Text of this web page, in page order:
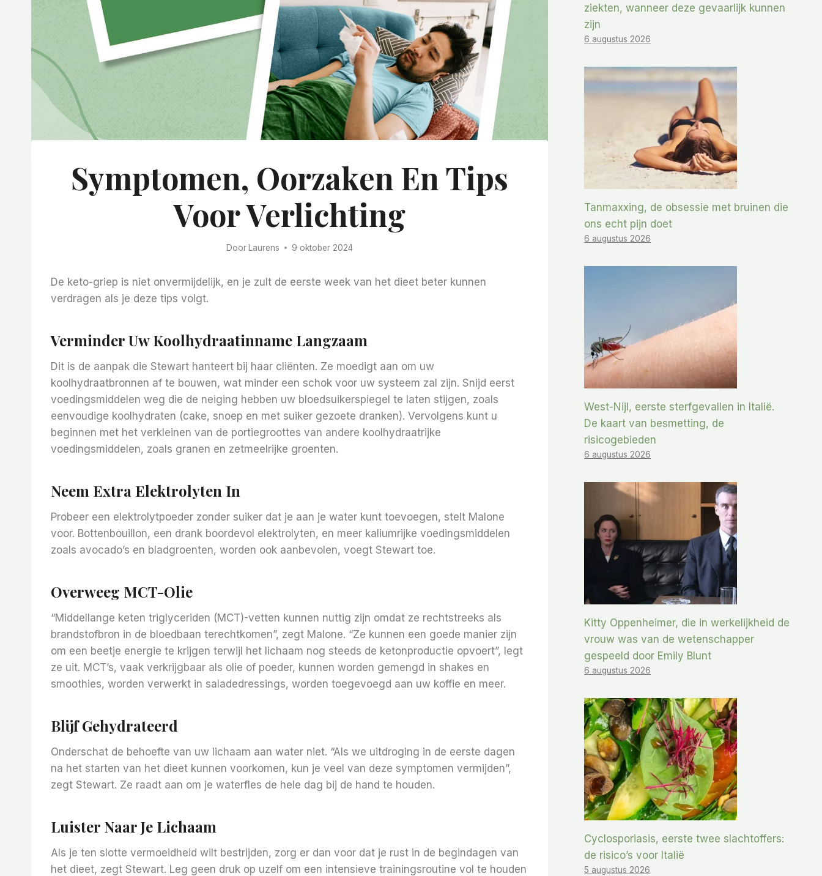
Symptomen, Oorzaken En Tips
Voor Verlichting
Door Laurens 9 oktober 2024
De keto-griep is niet onvermijdelijk, en je zult de eerste week van het dieet beter kunnen
verdragen als je deze tips volgt.
Verminder Uw Koolhydraatinname Langzaam
Dit is de aanpak die Stewart hanteert bij haar cliënten. Ze moedigt aan om uw
koolhydraatbronnen af ​​te bouwen, wat minder een schok voor uw systeem zal zijn. Snijd eerst
voedingsmiddelen weg die de neiging hebben uw bloedsuikerspiegel te laten stijgen, zoals
eenvoudige koolhydraten (cake, snoep en met suiker gezoete dranken). Vervolgens kunt u
beginnen met het verkleinen van de portiegroottes van andere koolhydraatrijke
voedingsmiddelen, zoals granen en zetmeelrijke groenten.
Neem Extra Elektrolyten In
Probeer een elektrolytpoeder zonder suiker dat je aan je water kunt toevoegen, stelt Malone
voor. Bottenbouillon, een drank boordevol elektrolyten, en meer kaliumrijke voedingsmiddelen
zoals avocado’s en bladgroenten, worden ook aanbevolen, voegt Stewart toe.
Overweeg MCT-Olie
“Middellange keten triglyceriden (MCT)-vetten kunnen nuttig zijn omdat ze rechtstreeks als
brandstofbron in de bloedbaan terechtkomen”, zegt Malone. “Ze kunnen een goede manier zijn
om een ​​beetje energie te krijgen terwijl het lichaam nog steeds de ketonproductie opvoert”, legt
ze uit. MCT’s, vaak verkrijgbaar als olie of poeder, kunnen worden gemengd in shakes en
smoothies, worden verwerkt in saladedressings, worden toegevoegd aan uw koffie en meer.
Blijf Gehydrateerd
Onderschat de behoefte van uw lichaam aan water niet. “Als we uitdroging in de eerste dagen
na het starten van het dieet kunnen voorkomen, kun je veel van deze symptomen vermijden”,
zegt Stewart. Ze raadt aan om je waterfles de hele dag bij de hand te houden.
Luister Naar Je Lichaam
Als je ten slotte vermoeidheid wilt bestrijden, zorg er dan voor dat je rust in de begindagen van
het dieet, zegt Stewart. Leg geen druk op uzelf om een ​​intensieve trainingsroutine vol te houden
ziekten, wanneer deze gevaarlijk kunnen
zijn
6 augustus 2026
Tanmaxxing, de obsessie met bruinen die
ons echt pijn doet
6 augustus 2026
West-Nijl, eerste sterfgevallen in Italië.
De kaart van besmetting, de
risicogebieden
6 augustus 2026
Kitty Oppenheimer, die in werkelijkheid de
vrouw was van de wetenschapper
gespeeld door Emily Blunt
6 augustus 2026
Cyclosporiasis, eerste twee slachtoffers:
de risico’s voor Italië
5 augustus 2026